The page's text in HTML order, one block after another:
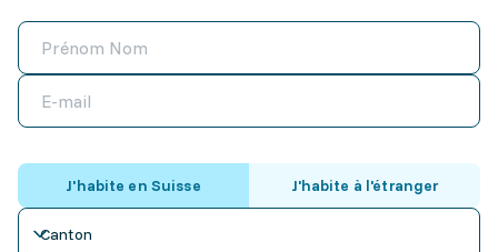
J'habite en Suisse J'habite à l'étranger
Canton